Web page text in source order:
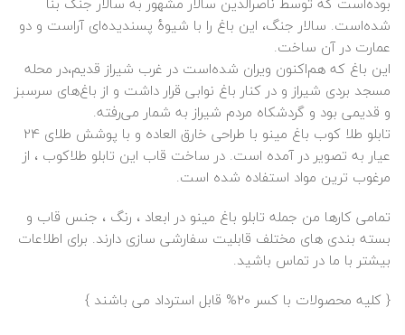
شده‌است. سالار جنگ، این باغ را با شیوۀ پسندیده‌ای آراست و دو
عمارت در آن ساخت.
این باغ که هم‌اکنون ویران شده‌است در غرب شیراز قدیم،در محله
مسجد بردی شیراز و در کنار باغ نوابی قرار داشت و از باغ‌های سرسبز
و قدیمی بود و گردشکاه مردم شیراز به شمار می‌رفته.
تابلو طلا کوب باغ مینو با طراحی خارق العاده و با پوشش طلای 24
عیار به تصویر در آمده است. در ساخت قاب این تابلو طلاکوب ، از
مرغوب ترین مواد استفاده شده است.
تمامی کارها من جمله تابلو باغ مینو در ابعاد ، رنگ ، جنس قاب و
بسته بندی های مختلف قابلیت سفارشی سازی دارند. برای اطلاعات
بیشتر با ما در تماس باشید.
{ کلیه محصولات با کسر 20% قابل استرداد می باشند }